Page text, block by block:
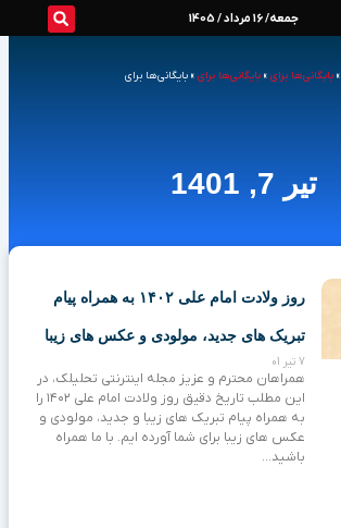
جمعه/ 16 مرداد / 1405
»بایگانی‌ها برای »بایگانی‌ها برای »بایگانی‌ها برای
تیر 7, 1401
روز ولادت امام علی ۱۴۰۲ به همراه پیام
تبریک های جدید، مولودی و عکس های زیبا
7 تیر 01
همراهان محترم و عزیز مجله اینترنتی تحلیلک، در
این مطلب تاریخ دقیق روز ولادت امام علی ۱۴۰۲ را
به همراه پیام تبریک های زیبا و جدید، مولودی و
عکس های زیبا برای شما آورده ایم. با ما همراه
باشید…